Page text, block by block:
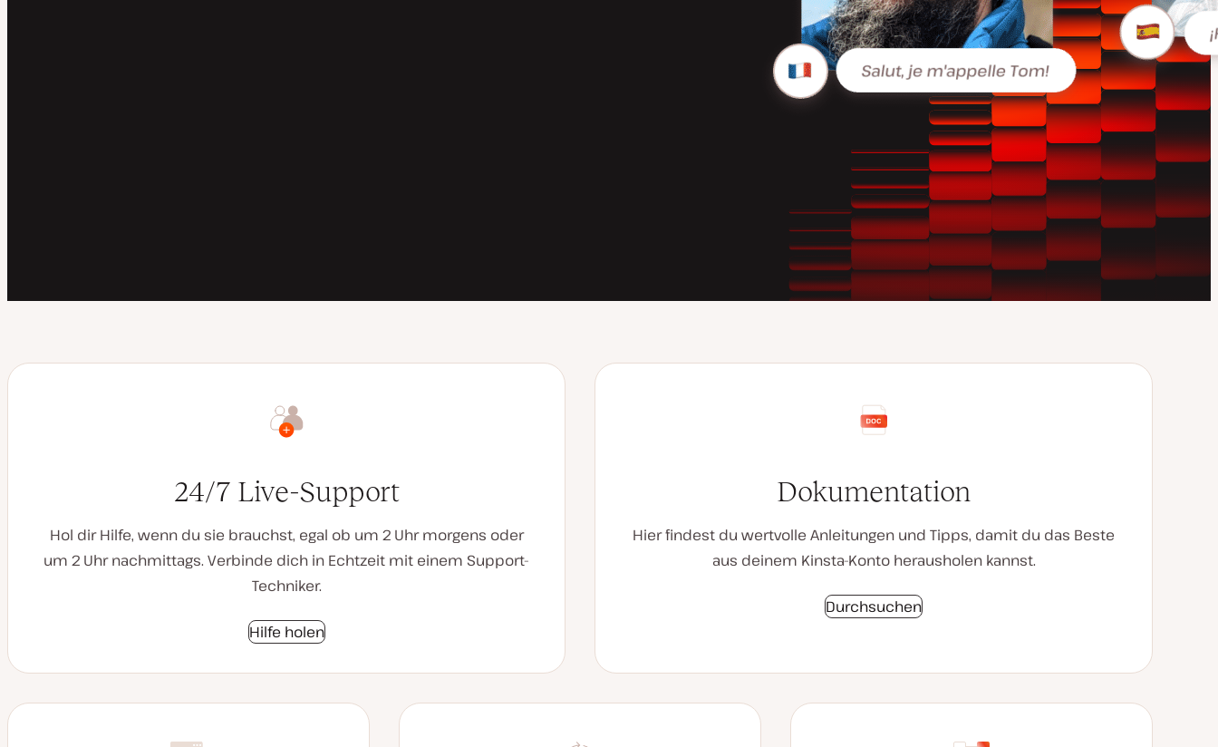
24/7 Live-Support
Hol dir Hilfe, wenn du sie brauchst, egal ob um 2 Uhr morgens oder
um 2 Uhr nachmittags. Verbinde dich in Echtzeit mit einem Support-
Techniker.
Hilfe holen
Dokumentation
Hier findest du wertvolle Anleitungen und Tipps, damit du das Beste
aus deinem Kinsta-Konto herausholen kannst.
Durchsuchen